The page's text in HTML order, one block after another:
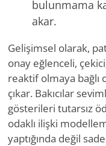
bulunmama
akar.
Gelişimsel olarak,
onay eğlenceli,
reaktif olmaya
çıkar. Bakıcılar
gösterileri tutarsız
odaklı ilişki
yaptığında değil